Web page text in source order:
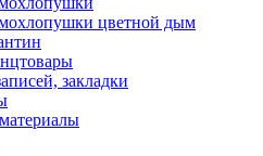
цветной дым
закладки